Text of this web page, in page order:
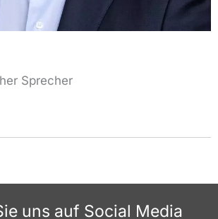
Sprecher
uns auf Social Media